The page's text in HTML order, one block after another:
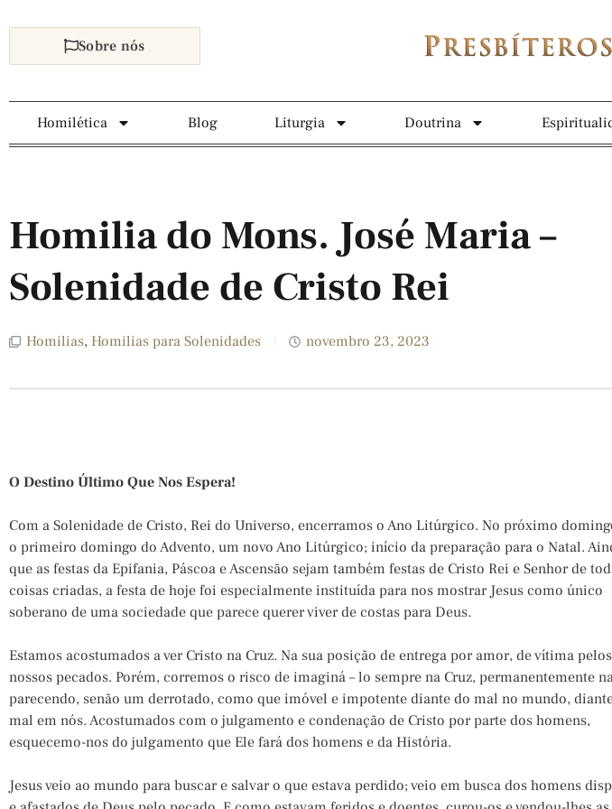
Sobre nós
Homilética Blog Liturgia Doutrina
Homilia do Mons. José Maria –
Solenidade de Cristo Rei
Homilias, Homilias para Solenidades novembro 23, 2023
O Destino Último Que Nos Espera!
Com a Solenidade de Cristo, Rei do Universo, encerramos o Ano Litúrgico. No próximo
o primeiro domingo do Advento, um novo Ano Litúrgico; início da preparação para o Natal.
que as festas da Epifania, Páscoa e Ascensão sejam também festas de Cristo Rei e Senhor de
coisas criadas, a festa de hoje foi especialmente instituída para nos mostrar Jesus como único
soberano de uma sociedade que parece querer viver de costas para Deus.
Estamos acostumados a ver Cristo na Cruz. Na sua posição de entrega por amor, de vítima pelos
nossos pecados. Porém, corremos o risco de imaginá – lo sempre na Cruz, permanentemente
parecendo, senão um derrotado, como que imóvel e impotente diante do mal no mundo,
mal em nós. Acostumados com o julgamento e condenação de Cristo por parte dos homens,
esquecemo-nos do julgamento que Ele fará dos homens e da História.
Jesus veio ao mundo para buscar e salvar o que estava perdido; veio em busca dos homens